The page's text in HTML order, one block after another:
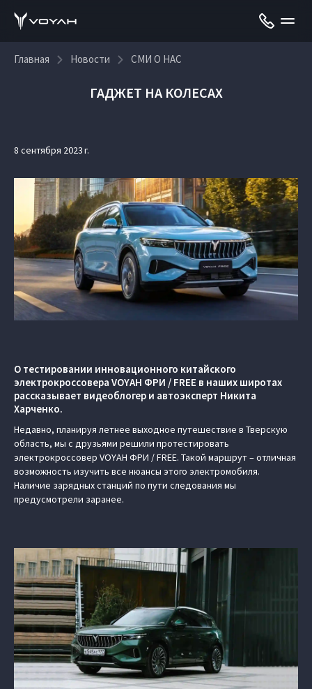
Главная Новости СМИ О НАС
ГАДЖЕТ НА КОЛЕСАХ
8 сентября 2023 г.
О тестировании инновационного китайского
электрокроссовера VOYAH ФРИ / FREE в наших широтах
рассказывает видеоблогер и автоэксперт Никита
Харченко.
Недавно, планируя летнее выходное путешествие в Тверскую
область, мы с друзьями решили протестировать
электрокроссовер VOYAH ФРИ / FREE. Такой маршрут – отличная
возможность изучить все нюансы этого электромобиля.
Наличие зарядных станций по пути следования мы
предусмотрели заранее.